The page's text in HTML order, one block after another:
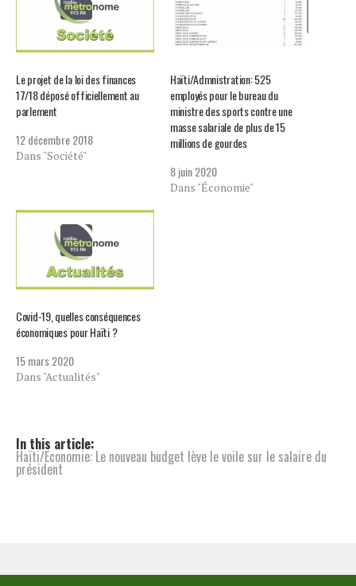
Le projet de la loi des finances
17/18 déposé officiellement au
parlement
12 décembre 2018
Dans "Société"
Haïti/Admnistration: 525
employés pour le bureau du
ministre des sports contre une
masse salariale de plus de 15
millions de gourdes
8 juin 2020
Dans "Économie"
Covid-19, quelles conséquences
économiques pour Haïti ?
15 mars 2020
Dans "Actualités"
In this article:
Haïti/Economie: Le nouveau budget lève le voile sur le salaire du
président